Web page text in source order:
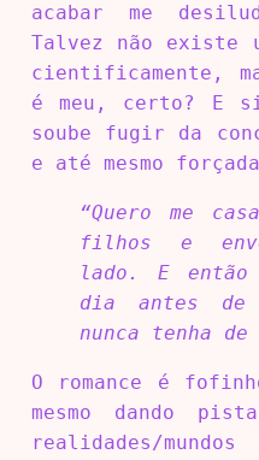
acabar me
Talvez não existe
cientificamente,
é meu, certo? E
soube fugir da
e até mesmo
“Quero me
filhos e
lado. E então
dia antes de
nunca tenha
O romance é
mesmo dando
realidades/